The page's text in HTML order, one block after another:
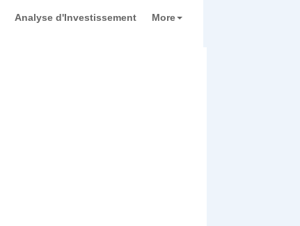
Analyse d'Investissement More